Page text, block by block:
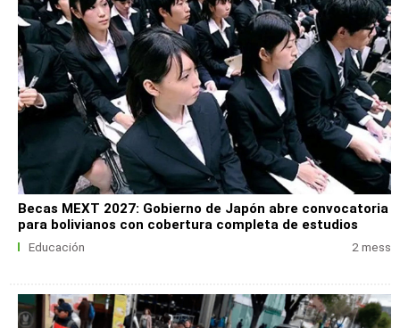
Becas MEXT 2027: Gobierno de Japón abre convocatoria
para bolivianos con cobertura completa de estudios
Educación 2 mess